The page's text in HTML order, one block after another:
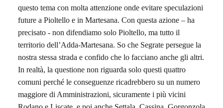
questo tema con molta attenzione onde evitare speculazioni
future a Pioltello e in Martesana. Con questa azione – ha
precisato - non difendiamo solo Pioltello, ma tutto il
territorio dell’Adda-Martesana. So che Segrate persegue la
nostra stessa strada e confido che lo facciano anche gli altri.
In realtà, la questione non riguarda solo questi quattro
comuni perché le conseguenze ricadrebbero su un numero
maggiore di Amministrazioni, sicuramente i più vicini